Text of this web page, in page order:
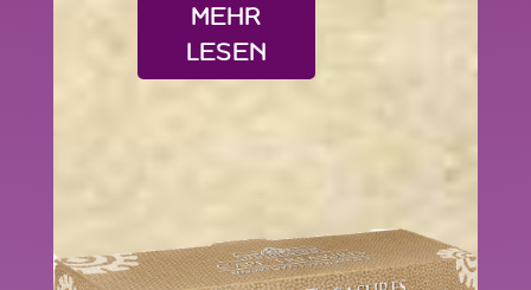
MEHR
LESEN